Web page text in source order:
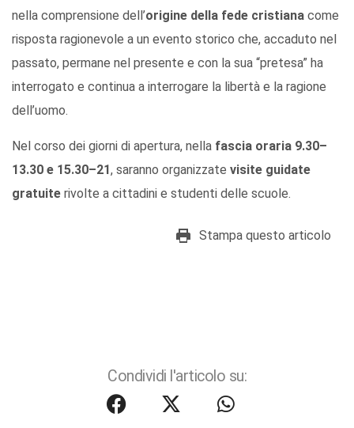
nella comprensione dell’origine della fede cristiana come
risposta ragionevole a un evento storico che, accaduto nel
passato, permane nel presente e con la sua “pretesa” ha
interrogato e continua a interrogare la libertà e la ragione
dell’uomo.
Nel corso dei giorni di apertura, nella fascia oraria 9.30–
13.30 e 15.30–21, saranno organizzate visite guidate
gratuite rivolte a cittadini e studenti delle scuole.
Stampa questo articolo
Condividi l'articolo su: